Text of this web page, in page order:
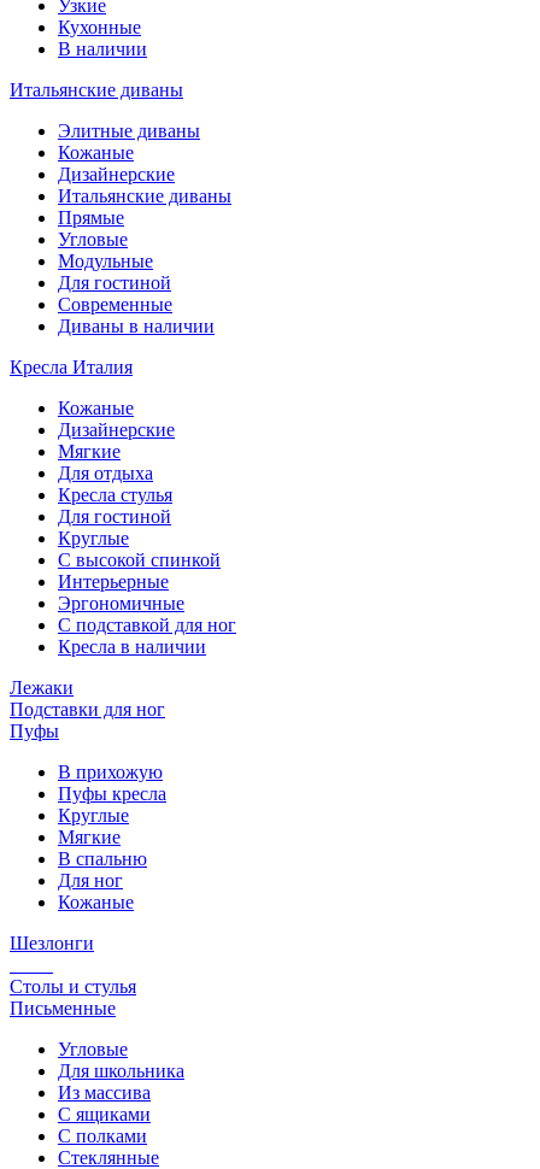
Узкие
Кухонные
В наличии
Итальянские диваны
Элитные диваны
Кожаные
Дизайнерские
Итальянские диваны
Прямые
Угловые
Модульные
Для гостиной
Современные
Диваны в наличии
Кресла Италия
Кожаные
Дизайнерские
Мягкие
Для отдыха
Кресла стулья
Для гостиной
Круглые
С высокой спинкой
Интерьерные
Эргономичные
С подставкой для ног
Кресла в наличии
Лежаки
Подставки для ног
Пуфы
В прихожую
Пуфы кресла
Круглые
Мягкие
В спальню
Для ног
Кожаные
Шезлонги
Столы и стулья
Письменные
Угловые
Для школьника
Из массива
С ящиками
С полками
Стеклянные